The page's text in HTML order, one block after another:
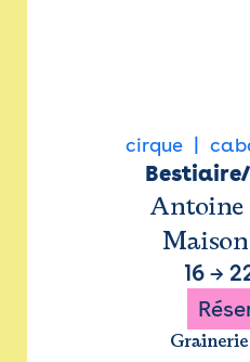
cirque
16→